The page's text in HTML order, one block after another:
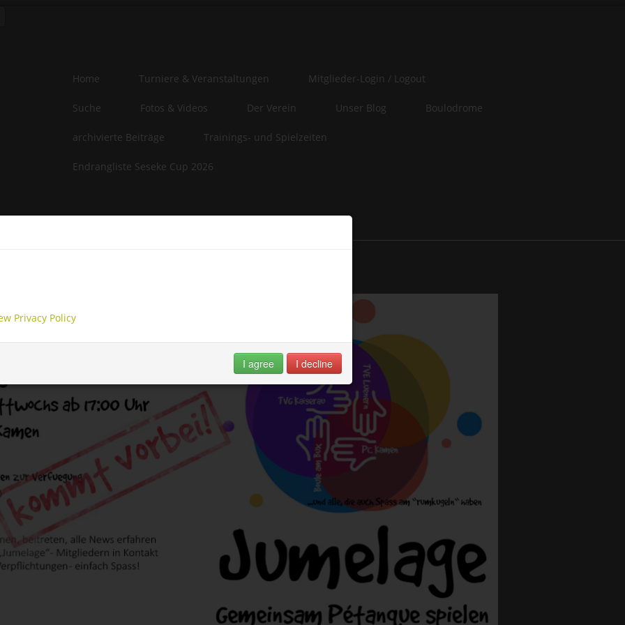
Home Turniere & Veranstaltungen Mitglieder-Login / Logout
Suche Fotos & Videos Der Verein Unser Blog Boulodrome
archivierte Beiträge Trainings- und Spielzeiten
Endrangliste Seseke Cup 2026
Privacy Policy
I agree I decline